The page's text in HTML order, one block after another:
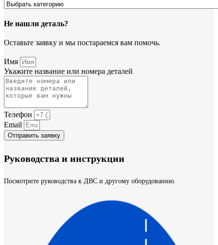
Не нашли деталь?
Оставьте заявку и мы постараемся вам помочь.
Имя
Укажите название или номера деталей
Телефон
Email
Отправить заявку
Руководства и инструкции
Посмотрите руководства к ДВС и другому оборудованию.